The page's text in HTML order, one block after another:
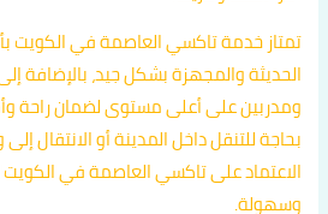
تمتاز خدمة تاكسي العاصمة في الكويت
الحديثة والمجهزة بشكل جيد، بالإضافة
ومدربين على أعلى مستوى لضمان راحة
بحاجة للتنقل داخل المدينة أو الانتقال
الاعتماد على تاكسي العاصمة في الكويت
وسهولة.